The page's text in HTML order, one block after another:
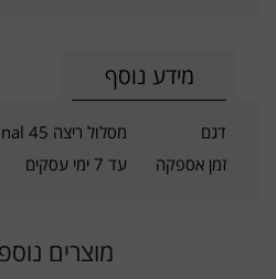
מידע נוסף
דגם
מסלול ריצה VO2 final 45 להשכרה
זמן אספקה
עד 7 ימי עסקים
מוצרים